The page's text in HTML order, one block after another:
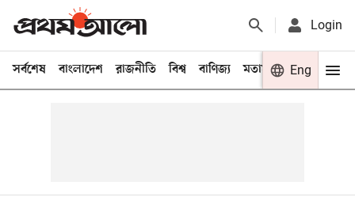
Login
সর্বশেষ বাংলাদেশ রাজনীতি বিশ্ব বাণিজ্য মতামত খেলা
Eng